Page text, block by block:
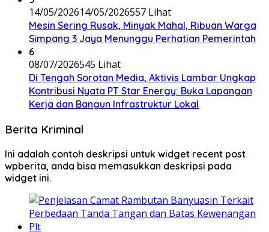
14/05/202614/05/2026557 Lihat
Mesin Sering Rusak, Minyak Mahal, Ribuan Warga
Simpang 3 Jaya Menunggu Perhatian Pemerintah
6
08/07/2026545 Lihat
Di Tengah Sorotan Media, Aktivis Lambar Ungkap
Kontribusi Nyata PT Star Energy: Buka Lapangan
Kerja dan Bangun Infrastruktur Lokal
Berita Kriminal
Ini adalah contoh deskripsi untuk widget recent post
wpberita, anda bisa memasukkan deskripsi pada
widget ini.